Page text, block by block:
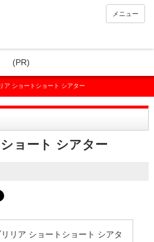
メニュー
(PR)
ア ショートショート シアター
ョート シアター
リリア ショートショート シアタ